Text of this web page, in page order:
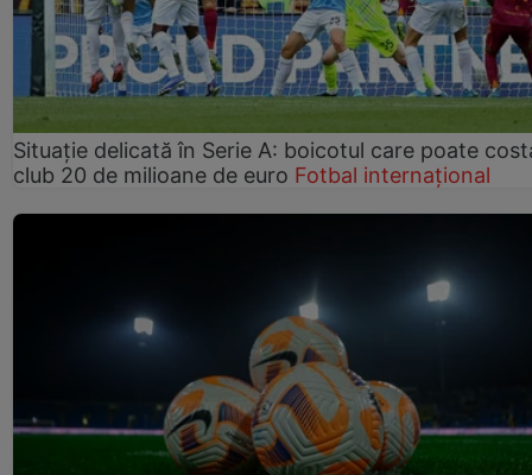
Situație delicată în Serie A: boicotul care poate
club 20 de milioane de euro Fotbal internațional